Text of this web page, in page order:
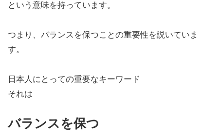
という意味を持っています。
つまり、バランスを保つことの重要性を説いていま
す。
日本人にとっての重要なキーワード
それは
バランスを保つ